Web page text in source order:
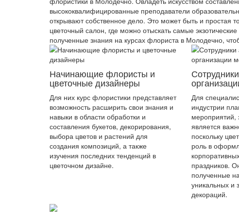
высококвалифицированные преподаватели
открывают собственное дело. Это может быть и простая
цветочный салон, где можно отыскать самые
полученные знания на курсах флориста в Молодечно,
Начинающие флористы и
цветочные дизайнеры
Для них курс флористики представляет
возможность расширить свои знания и
навыки в области обработки и
составления букетов, декорирования,
выбора цветов и растений для
создания композиций, а также
изучения последних тенденций в
цветочном дизайне.
Для
индустрии
мероприятий,
является
поскольку
роль в
праздников.
полученные
уникальных
декораций.